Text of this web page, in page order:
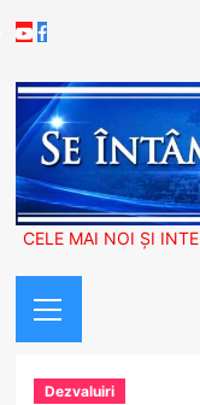
to
Youtube
Facebook
CELE MAI NOI ȘI
Menu
Dezvaluiri